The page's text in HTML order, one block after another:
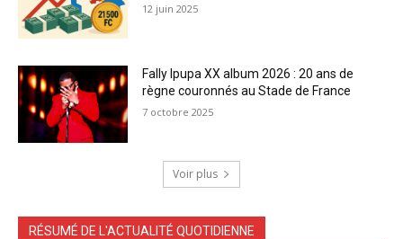
12 juin 2025
Fally Ipupa XX album 2026 : 20 ans de
règne couronnés au Stade de France
7 octobre 2025
Voir plus
RÉSUMÉ DE L'ACTUALITÉ QUOTIDIENNE